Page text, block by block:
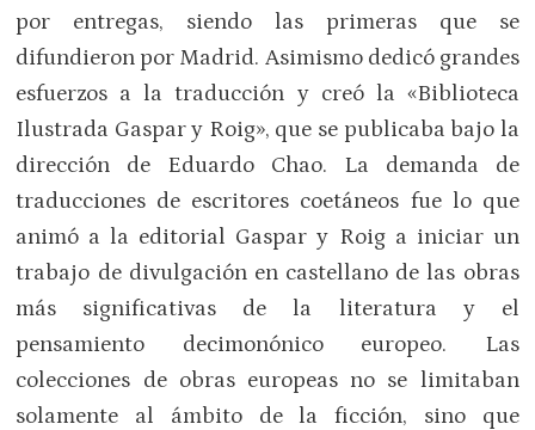
por entregas, siendo las primeras que se
difundieron por Madrid. Asimismo dedicó grandes
esfuerzos a la traducción y creó la «Biblioteca
Ilustrada Gaspar y Roig», que se publicaba bajo la
dirección de Eduardo Chao. La demanda de
traducciones de escritores coetáneos fue lo que
animó a la editorial Gaspar y Roig a iniciar un
trabajo de divulgación en castellano de las obras
más significativas de la literatura y el
pensamiento decimonónico europeo. Las
colecciones de obras europeas no se limitaban
solamente al ámbito de la ficción, sino que